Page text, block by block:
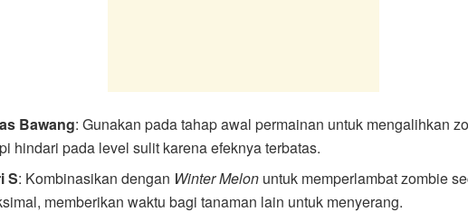
Bawang: Gunakan pada tahap awal permainan untuk mengalihkan
hindari pada level sulit karena efeknya terbatas.
S: Kombinasikan dengan Winter Melon untuk memperlambat zombie
memberikan waktu bagi tanaman lain untuk menyerang.